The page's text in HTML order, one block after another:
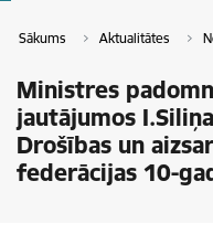
Sākums Aktualitātes
Ministres
jautājumos
Drošības un
federācijas 10-